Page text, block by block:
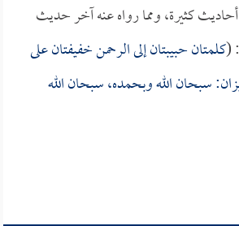
كثيرة، ومما رواه عنه آخر حديث
: (كلمتان حبيبتان إلى الرحمن خفيفتان على
سبحان الله وبحمده، سبحان الله